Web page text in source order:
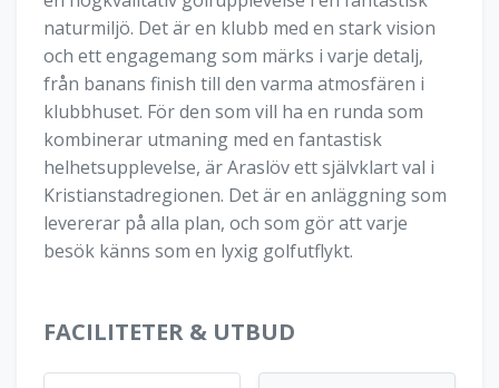
naturmiljö. Det är en klubb med en stark vision
och ett engagemang som märks i varje detalj,
från banans finish till den varma atmosfären i
klubbhuset. För den som vill ha en runda som
kombinerar utmaning med en fantastisk
helhetsupplevelse, är Araslöv ett självklart val i
Kristianstadregionen. Det är en anläggning som
levererar på alla plan, och som gör att varje
besök känns som en lyxig golfutflykt.
FACILITETER & UTBUD